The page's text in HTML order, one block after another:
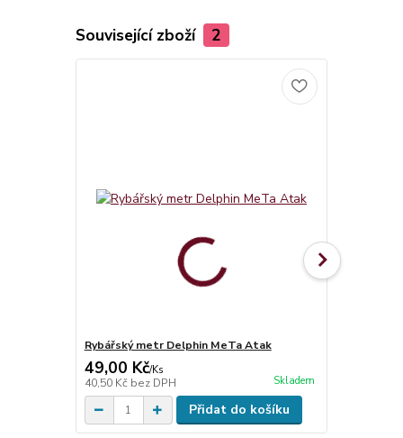
Související zboží 2
Rybářský metr Delphin MeTa Atak
49,00 Kč/Ks
40,50 Kč bez DPH Skladem
Přidat do košíku